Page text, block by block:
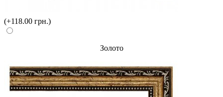
(+118.00 грн.)
Золото